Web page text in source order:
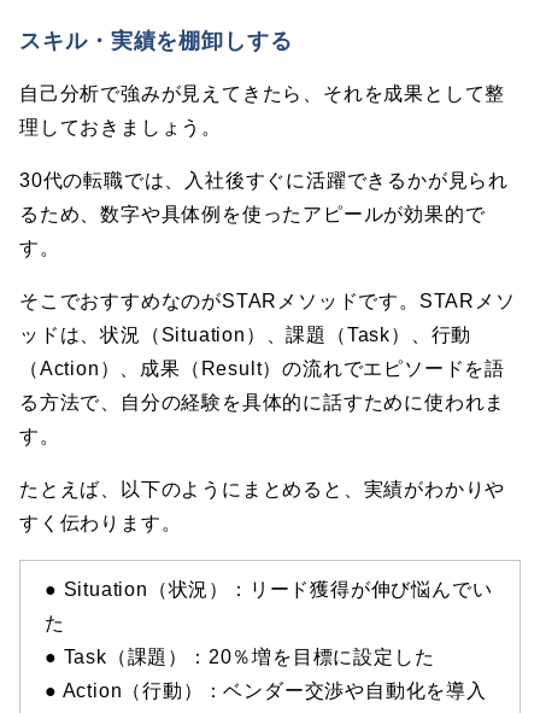
スキル・実績を棚卸しする
自己分析で強みが見えてきたら、それを成果として整
理しておきましょう。
30代の転職では、入社後すぐに活躍できるかが見られ
るため、数字や具体例を使ったアピールが効果的で
す。
そこでおすすめなのがSTARメソッドです。STARメソ
ッドは、状況（Situation）、課題（Task）、行動
（Action）、成果（Result）の流れでエピソードを語
る方法で、自分の経験を具体的に話すために使われま
す。
たとえば、以下のようにまとめると、実績がわかりや
すく伝わります。
● Situation（状況）：リード獲得が伸び悩んでい
た
● Task（課題）：20％増を目標に設定した
● Action（行動）：ベンダー交渉や自動化を導入